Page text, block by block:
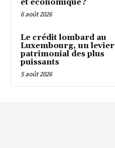
et économique ?
6 août 2026
Le crédit lombard au
Luxembourg, un levier
patrimonial des plus
puissants
5 août 2026